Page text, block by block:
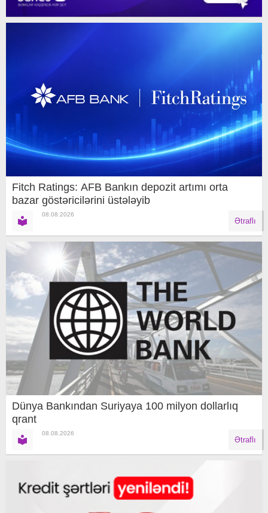
Fitch Ratings: AFB Bankın depozit artımı orta
bazar göstəricilərini üstələyib
08.08.2026
Ətraflı
Dünya Bankından Suriyaya 100 milyon dollarlıq
qrant
08.08.2026
Ətraflı